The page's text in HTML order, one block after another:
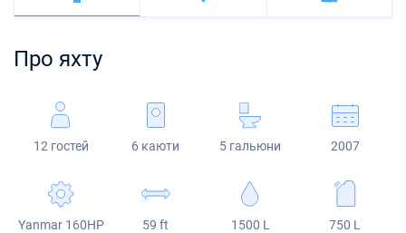
Регіон Мугла
ACI Марина Дубровник
Марина Веруда
Lagoon
Bali
Fountaine Pajot
Leopard
Bali 4.6
Bali 5.4
Astrea 42
Excess 11
Oceanis 51.1
Jeanneau 54
Sun Odyssey 440
Sun Odyssey 410
Сент-Люсія
Про яхту
12 гостей 6 каюти 5 гальюни 2007
Yanmar 160HP 59 ft 1500 L 750 L